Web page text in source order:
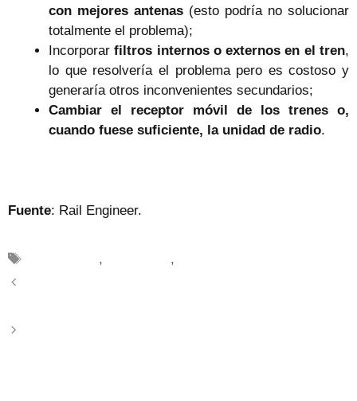
con mejores antenas (esto podría no solucionar
totalmente el problema);
Incorporar filtros internos o externos en el tren,
lo que resolvería el problema pero es costoso y
generaría otros inconvenientes secundarios;
Cambiar el receptor móvil de los trenes o,
cuando fuese suficiente, la unidad de radio.
Fuente: Rail Engineer.
, ,